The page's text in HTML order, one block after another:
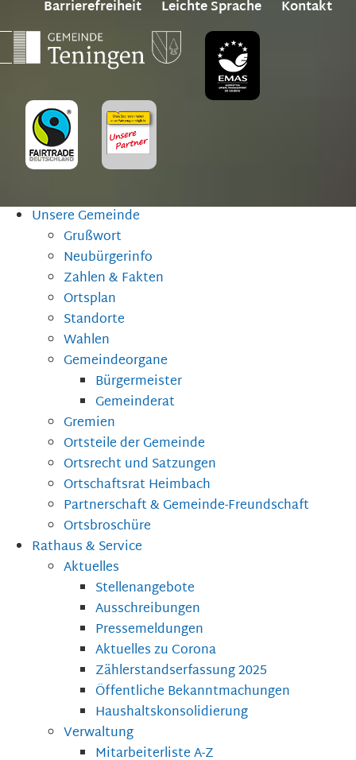
Barrierefreiheit Leichte Sprache Kontakt
Unsere Gemeinde
Grußwort
Neubürgerinfo
Zahlen & Fakten
Ortsplan
Standorte
Wahlen
Gemeindeorgane
Bürgermeister
Gemeinderat
Gremien
Ortsteile der Gemeinde
Ortsrecht und Satzungen
Ortschaftsrat Heimbach
Partnerschaft & Gemeinde-Freundschaft
Ortsbroschüre
Rathaus & Service
Aktuelles
Stellenangebote
Ausschreibungen
Pressemeldungen
Aktuelles zu Corona
Zählerstandserfassung 2025
Öffentliche Bekanntmachungen
Haushaltskonsolidierung
Verwaltung
Mitarbeiterliste A-Z